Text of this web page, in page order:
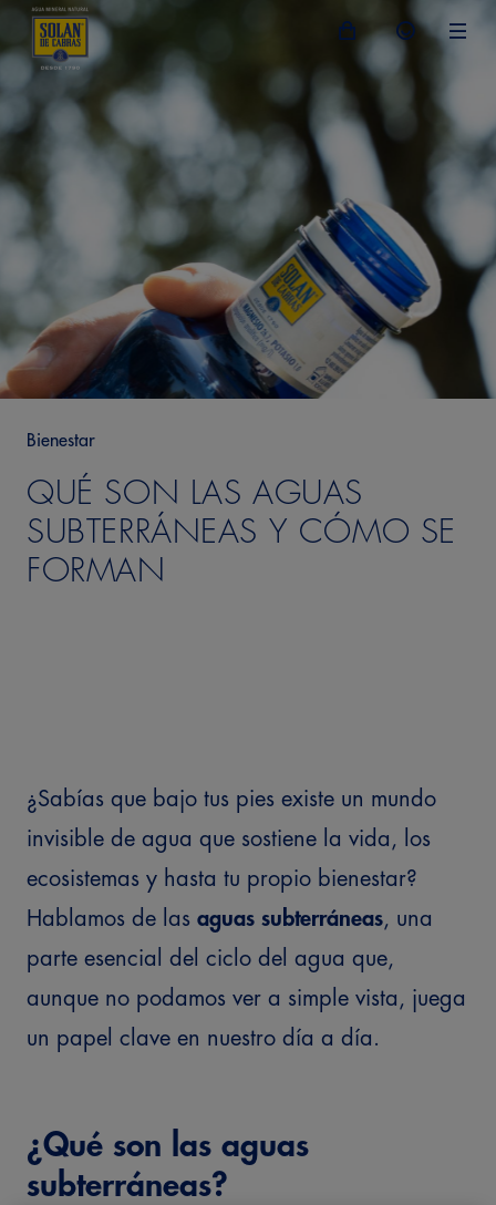
Bienestar
QUÉ SON LAS AGUAS
SUBTERRÁNEAS Y CÓMO SE
FORMAN
¿Sabías que bajo tus pies existe un mundo
invisible de agua que sostiene la vida, los
ecosistemas y hasta tu propio bienestar?
Hablamos de las aguas subterráneas, una
parte esencial del ciclo del agua que,
aunque no podamos ver a simple vista, juega
un papel clave en nuestro día a día.
¿Qué son las aguas
subterráneas?